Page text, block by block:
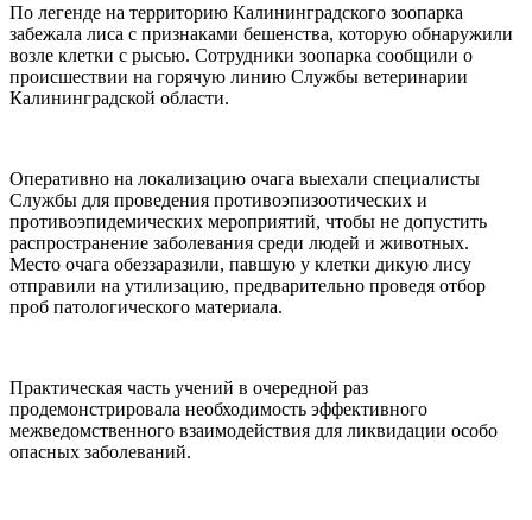
По легенде на территорию Калининградского зоопарка
забежала лиса с признаками бешенства, которую обнаружили
возле клетки с рысью. Сотрудники зоопарка сообщили о
происшествии на горячую линию Службы ветеринарии
Калининградской области.
Оперативно на локализацию очага выехали специалисты
Службы для проведения противоэпизоотических и
противоэпидемических мероприятий, чтобы не допустить
распространение заболевания среди людей и животных.
Место очага обеззаразили, павшую у клетки дикую лису
отправили на утилизацию, предварительно проведя отбор
проб патологического материала.
Практическая часть учений в очередной раз
продемонстрировала необходимость эффективного
межведомственного взаимодействия для ликвидации особо
опасных заболеваний.